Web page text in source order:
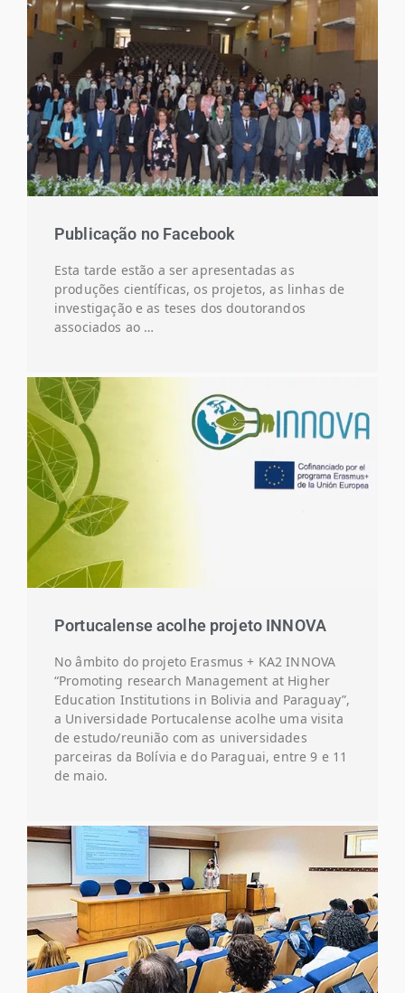
Publicação no Facebook
Esta tarde estão a ser apresentadas as
produções científicas, os projetos, as linhas de
investigação e as teses dos doutorandos
associados ao …
Portucalense acolhe projeto INNOVA
No âmbito do projeto Erasmus + KA2 INNOVA
“Promoting research Management at Higher
Education Institutions in Bolivia and Paraguay”,
a Universidade Portucalense acolhe uma visita
de estudo/reunião com as universidades
parceiras da Bolívia e do Paraguai, entre 9 e 11
de maio.